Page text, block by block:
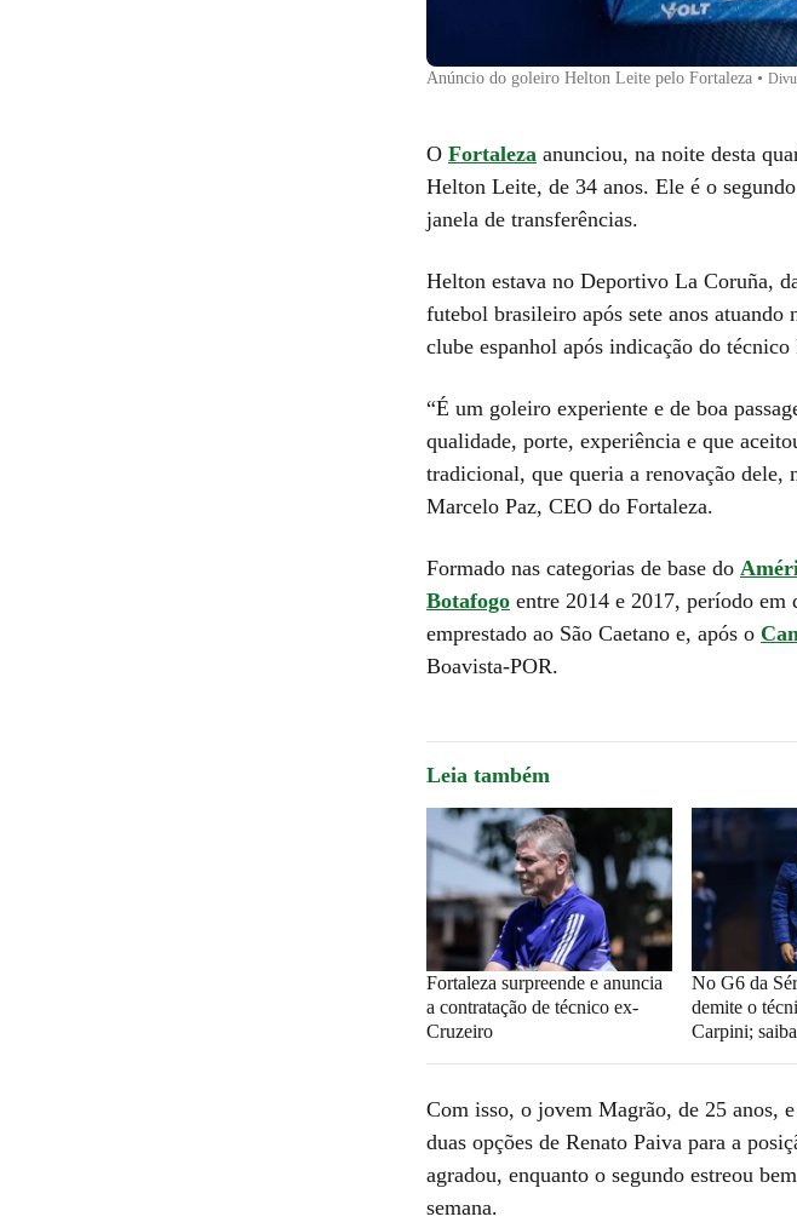
Anúncio do goleiro Helton Leite pelo Fortaleza •
O Fortaleza anunciou, na noite desta
Helton Leite, de 34 anos. Ele é o
janela de transferências.
Helton estava no Deportivo La Coruña,
futebol brasileiro após sete anos
clube espanhol após indicação do técnico
“É um goleiro experiente e de boa
qualidade, porte, experiência e que
tradicional, que queria a renovação dele,
Marcelo Paz, CEO do Fortaleza.
Formado nas categorias de base do
Botafogo entre 2014 e 2017, período
emprestado ao São Caetano e, após o
Boavista-POR.
Leia também
Fortaleza surpreende e anuncia
a contratação de técnico ex-
Cruzeiro
No G6 da
demite o
Carpini;
Com isso, o jovem Magrão, de 25 anos,
duas opções de Renato Paiva para a
agradou, enquanto o segundo estreou
semana.